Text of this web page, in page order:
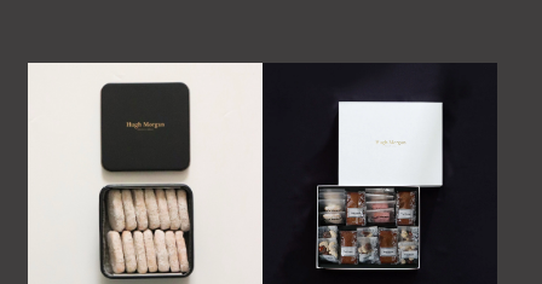
シーズナルスイーツ
バニラビーンズ
その他アイテム
3,000～4,000
4,000〜5,000